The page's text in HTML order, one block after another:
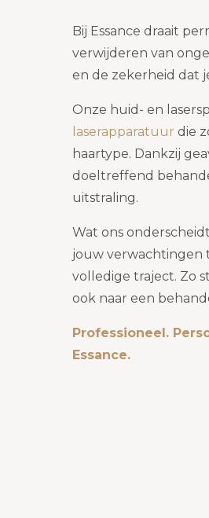
Bij Essance draait
verwijderen van
en de zekerheid dat
Onze huid- en
laserapparatuur die
haartype. Dankzij
doeltreffend
uitstraling.
Wat ons
jouw verwachtingen
volledige traject. Zo
ook naar een
Professioneel.
Essance.